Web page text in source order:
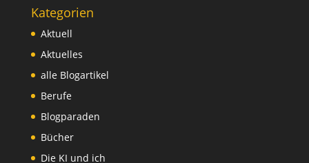
Kategorien
Aktuell
Aktuelles
alle Blogartikel
Berufe
Blogparaden
Bücher
Die KI und ich